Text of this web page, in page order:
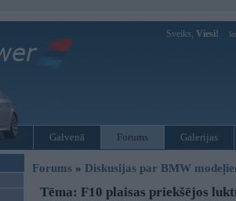
Sveiks, Viesi!
Galvenā Forums Galerijas
Forums » Diskusijas par BMW
Tēma: F10 plaisas priekšējos